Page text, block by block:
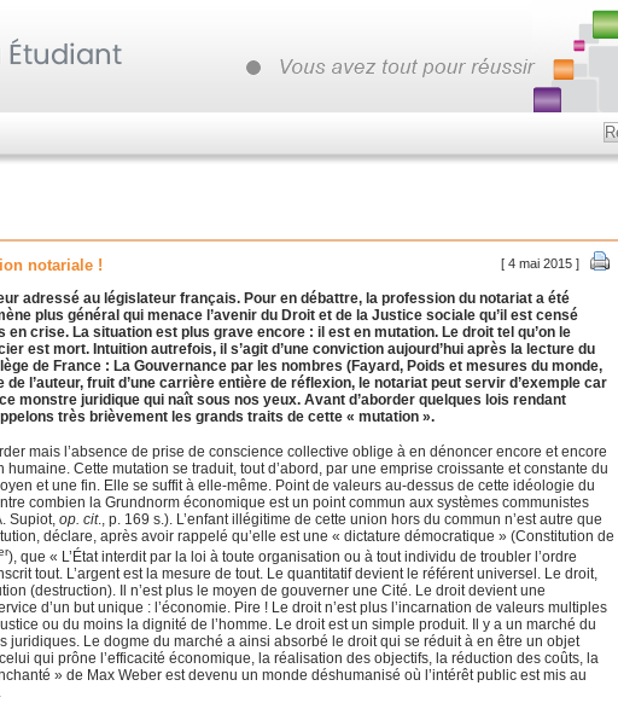
[ 4 mai 2015 ]
notariale !
adressé au législateur français. Pour en débattre, la profession du notariat a été
plus général qui menace l’avenir du Droit et de la Justice sociale qu’il est censé
en crise. La situation est plus grave encore : il est en mutation. Le droit tel qu’on le
est mort. Intuition autrefois, il s’agit d’une conviction aujourd’hui après la lecture du
de France : La Gouvernance par les nombres (Fayard, Poids et mesures du monde,
l’auteur, fruit d’une carrière entière de réflexion, le notariat peut servir d’exemple car
monstre juridique qui naît sous nos yeux. Avant d’aborder quelques lois rendant
très brièvement les grands traits de cette « mutation ».
mais l’absence de prise de conscience collective oblige à en dénoncer encore et encore
Cette mutation se traduit, tout d’abord, par une emprise croissante et constante du
et une fin. Elle se suffit à elle-même. Point de valeurs au-dessus de cette idéologie du
combien la Grundnorm économique est un point commun aux systèmes communistes
Supiot,op. cit., p. 169 s.). L’enfant illégitime de cette union hors du commun n’est autre que
déclare, après avoir rappelé qu’elle est une « dictature démocratique » (Constitution de
), que « L’État interdit par la loi à toute organisation ou à tout individu de troubler l’ordre
tout. L’argent est la mesure de tout. Le quantitatif devient le référent universel. Le droit,
(destruction). Il n’est plus le moyen de gouverner une Cité. Le droit devient une
d’un but unique : l’économie. Pire ! Le droit n’est plus l’incarnation de valeurs multiples
ou du moins la dignité de l’homme. Le droit est un simple produit. Il y a un marché du
juridiques. Le dogme du marché a ainsi absorbé le droit qui se réduit à en être un objet
qui prône l’efficacité économique, la réalisation des objectifs, la réduction des coûts, la
» de Max Weber est devenu un monde déshumanisé où l’intérêt public est mis au